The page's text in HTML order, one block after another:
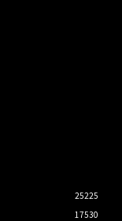
25225
17530